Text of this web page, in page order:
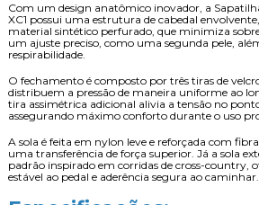
Com um design anatômico inovador, a
XC1 possui uma estrutura de cabedal
material sintético perfurado, que minimiza
um ajuste preciso, como uma segunda pele,
respirabilidade.
O fechamento é composto por três tiras de
distribuem a pressão de maneira uniforme ao
tira assimétrica adicional alivia a tensão no
assegurando máximo conforto durante o uso
A sola é feita em nylon leve e reforçada com
uma transferência de força superior. Já a sola
padrão inspirado em corridas de cross-country,
estável ao pedal e aderência segura ao caminhar.